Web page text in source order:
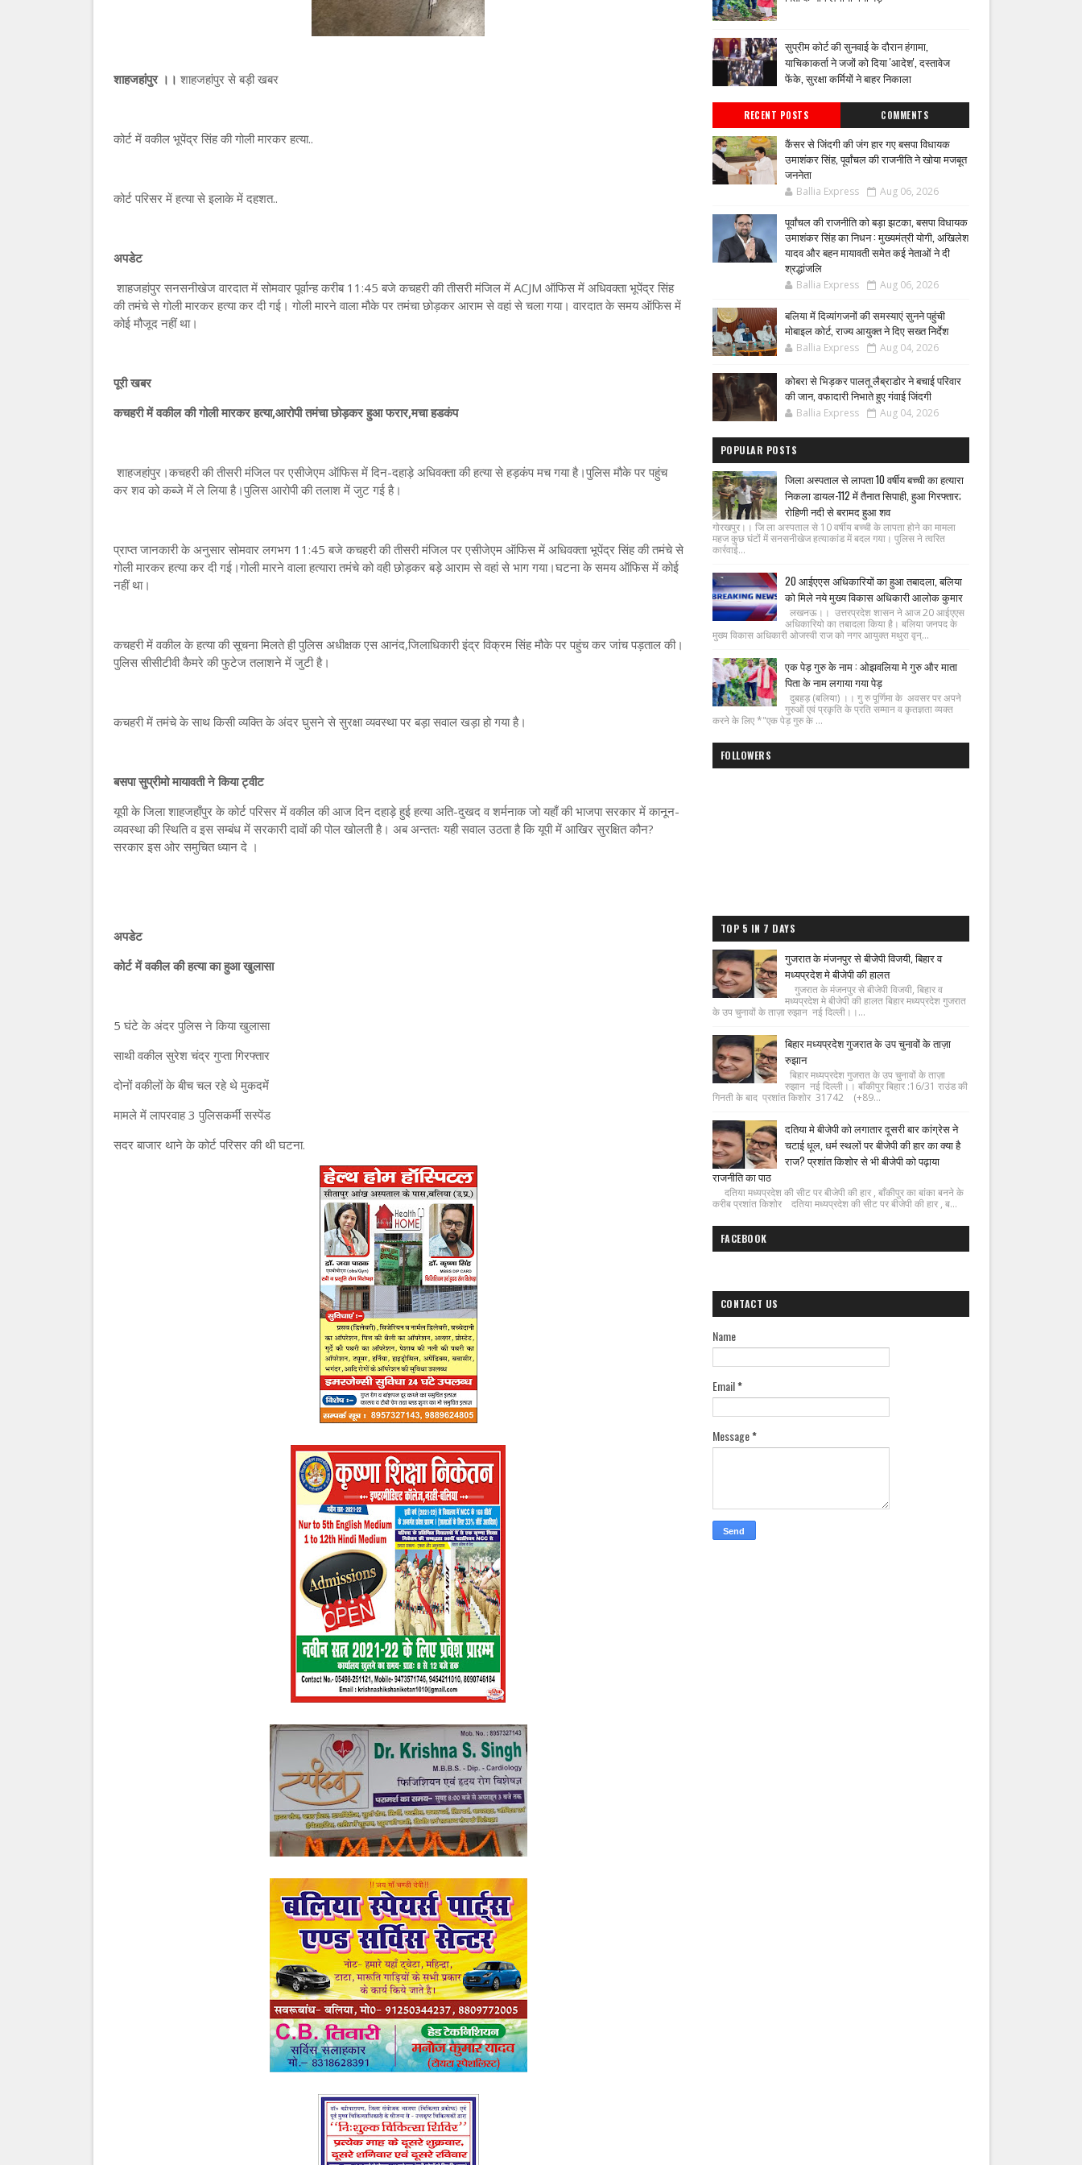
शाहजहांपुर ।। शाहजहांपुर से बड़ी खबर
कोर्ट में वकील भूपेंद्र सिंह की गोली मारकर हत्या..
कोर्ट परिसर में हत्या से इलाके में दहशत..
अपडेट
शाहजहांपुर सनसनीखेज वारदात में सोमवार पूर्वान्ह करीब 11:45 बजे कचहरी की तीसरी मंजिल में ACJM ऑफिस में अधिवक्ता भूपेंद्र सिंह
की तमंचे से गोली मारकर हत्या कर दी गई। गोली मारने वाला मौके पर तमंचा छोड़कर आराम से वहां से चला गया। वारदात के समय ऑफिस में
कोई मौजूद नहीं था।
पूरी खबर
कचहरी में वकील की गोली मारकर हत्या,आरोपी तमंचा छोड़कर हुआ फरार,मचा हडकंप
शाहजहांपुर।कचहरी की तीसरी मंजिल पर एसीजेएम ऑफिस में दिन-दहाड़े अधिवक्ता की हत्या से हड़कंप मच गया है।पुलिस मौके पर पहुंच
कर शव को कब्जे में ले लिया है।पुलिस आरोपी की तलाश में जुट गई है।
प्राप्त जानकारी के अनुसार सोमवार लगभग 11:45 बजे कचहरी की तीसरी मंजिल पर एसीजेएम ऑफिस में अधिवक्ता भूपेंद्र सिंह की तमंचे से
गोली मारकर हत्या कर दी गई।गोली मारने वाला हत्यारा तमंचे को वही छोड़कर बड़े आराम से वहां से भाग गया।घटना के समय ऑफिस में कोई
नहीं था।
कचहरी में वकील के हत्या की सूचना मिलते ही पुलिस अधीक्षक एस आनंद,जिलाधिकारी इंद्र विक्रम सिंह मौके पर पहुंच कर जांच पड़ताल की।
पुलिस सीसीटीवी कैमरे की फुटेज तलाशने में जुटी है।
कचहरी में तमंचे के साथ किसी व्यक्ति के अंदर घुसने से सुरक्षा व्यवस्था पर बड़ा सवाल खड़ा हो गया है।
बसपा सुप्रीमो मायावती ने किया ट्वीट
यूपी के जिला शाहजहाँपुर के कोर्ट परिसर में वकील की आज दिन दहाड़े हुई हत्या अति-दुखद व शर्मनाक जो यहाँ की भाजपा सरकार में कानून-
व्यवस्था की स्थिति व इस सम्बंध में सरकारी दावों की पोल खोलती है। अब अन्ततः यही सवाल उठता है कि यूपी में आखिर सुरक्षित कौन?
सरकार इस ओर समुचित ध्यान दे ।
अपडेट
कोर्ट में वकील की हत्या का हुआ खुलासा
5 घंटे के अंदर पुलिस ने किया खुलासा
साथी वकील सुरेश चंद्र गुप्ता गिरफ्तार
दोनों वकीलों के बीच चल रहे थे मुकदमें
मामले में लापरवाह 3 पुलिसकर्मी सस्पेंड
सदर बाजार थाने के कोर्ट परिसर की थी घटना.
सुप्रीम कोर्ट की सुनवाई के दौरान हंगामा,
याचिकाकर्ता ने जजों को दिया 'आदेश', दस्तावेज
फेंके, सुरक्षा कर्मियों ने बाहर निकाला
RECENT POSTS COMMENTS
कैंसर से जिंदगी की जंग हार गए बसपा विधायक
उमाशंकर सिंह, पूर्वांचल की राजनीति ने खोया मजबूत
जननेता
Ballia Express Aug 06, 2026
पूर्वांचल की राजनीति को बड़ा झटका, बसपा विधायक
उमाशंकर सिंह का निधन : मुख्यमंत्री योगी, अखिलेश
यादव और बहन मायावती समेत कई नेताओं ने दी
श्रद्धांजलि
Ballia Express Aug 06, 2026
बलिया में दिव्यांगजनों की समस्याएं सुनने पहुंची
मोबाइल कोर्ट, राज्य आयुक्त ने दिए सख्त निर्देश
Ballia Express Aug 04, 2026
कोबरा से भिड़कर पालतू लैब्राडोर ने बचाई परिवार
की जान, वफादारी निभाते हुए गंवाई जिंदगी
Ballia Express Aug 04, 2026
POPULAR POSTS
जिला अस्पताल से लापता 10 वर्षीय बच्ची का हत्यारा
निकला डायल-112 में तैनात सिपाही, हुआ गिरफ्तार;
रोहिणी नदी से बरामद हुआ शव
गोरखपुर।। जि ला अस्पताल से 10 वर्षीय बच्ची के लापता होने का मामला
महज कुछ घंटों में सनसनीखेज हत्याकांड में बदल गया। पुलिस ने त्वरित
कार्रवाई...
20 आईएएस अधिकारियों का हुआ तबादला, बलिया
को मिले नये मुख्य विकास अधिकारी आलोक कुमार
लखनऊ।। उत्तरप्रदेश शासन ने आज 20 आईएएस
अधिकारियो का तबादला किया है। बलिया जनपद के
मुख्य विकास अधिकारी ओजस्वी राज को नगर आयुक्त मथुरा वृन्...
एक पेड़ गुरु के नाम : ओझवलिया मे गुरु और माता
पिता के नाम लगाया गया पेड़
दुबहड़ (बलिया) ।। गु रु पूर्णिमा के अवसर पर अपने
गुरुओं एवं प्रकृति के प्रति सम्मान व कृतज्ञता व्यक्त
करने के लिए *"एक पेड़ गुरु के ...
FOLLOWERS
TOP 5 IN 7 DAYS
गुजरात के मंजनपुर से बीजेपी विजयी, बिहार व
मध्यप्रदेश मे बीजेपी की हालत
गुजरात के मंजनपुर से बीजेपी विजयी, बिहार व
मध्यप्रदेश मे बीजेपी की हालत बिहार मध्यप्रदेश गुजरात
के उप चुनावों के ताज़ा रुझान नई दिल्ली।।...
बिहार मध्यप्रदेश गुजरात के उप चुनावों के ताज़ा
रुझान
बिहार मध्यप्रदेश गुजरात के उप चुनावों के ताज़ा
रुझान नई दिल्ली।। बाँकीपुर बिहार :16/31 राउंड की
गिनती के बाद प्रशांत किशोर 31742 (+89...
दतिया मे बीजेपी को लगातार दूसरी बार कांग्रेस ने
चटाई धूल, धर्म स्थलों पर बीजेपी की हार का क्या है
राज? प्रशांत किशोर से भी बीजेपी को पढ़ाया
राजनीति का पाठ
दतिया मध्यप्रदेश की सीट पर बीजेपी की हार , बाँकीपुर का बांका बनने के
करीब प्रशांत किशोर दतिया मध्यप्रदेश की सीट पर बीजेपी की हार , ब...
FACEBOOK
CONTACT US
Name
Email*
Message*